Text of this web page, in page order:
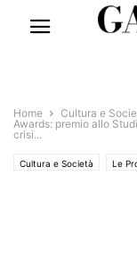
Home Cultura e
Awards: premio allo
crisi...
Cultura e Società Le